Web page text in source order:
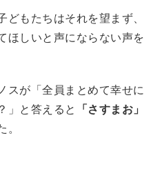
もたちはそれを望まず、
ほしいと声にならない声を
が「全員まとめて幸せに
」と答えると
「さすまお」
。